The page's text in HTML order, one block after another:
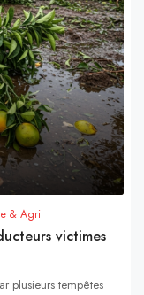
& Agri
victimes
plusieurs tempêtes